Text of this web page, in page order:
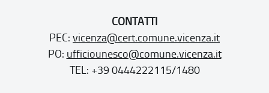
CONTATTI
PEC: vicenza@cert.comune.vicenza.it
PO: ufficiounesco@comune.vicenza.it
TEL: +39 0444222115/1480